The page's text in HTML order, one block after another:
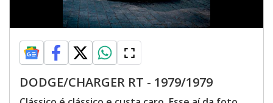
DODGE/CHARGER RT - 1979/1979